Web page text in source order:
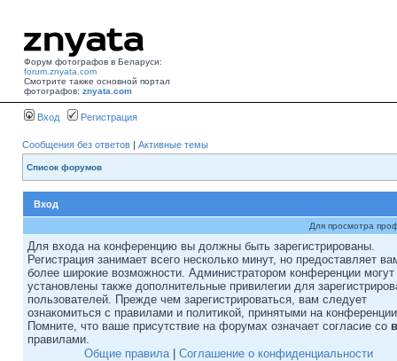
Форум фотографов в Беларуси:
forum.znyata.com
Смотрите также основной портал
фотографов: znyata.com
Вход Регистрация
Сообщения без ответов | Активные темы
Список форумов
Вход
Для просмотра
Для входа на конференцию вы должны быть зарегистрированы.
Регистрация занимает всего несколько минут, но предоставляет
более широкие возможности. Администратором конференции
установлены также дополнительные привилегии для
пользователей. Прежде чем зарегистрироваться, вам следует
ознакомиться с правилами и политикой, принятыми на
Помните, что ваше присутствие на форумах означает согласие со
правилами.
Общие правила| Соглашение о конфиденциальности